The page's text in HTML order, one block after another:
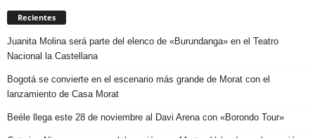
Recientes
Juanita Molina será parte del elenco de «Burundanga» en el Teatro
Nacional la Castellana
Bogotá se convierte en el escenario más grande de Morat con el
lanzamiento de Casa Morat
Beéle llega este 28 de noviembre al Davi Arena con «Borondo Tour»